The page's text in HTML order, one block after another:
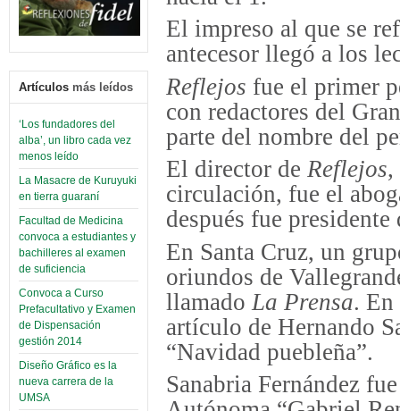
Artículos más leídos
‘Los fundadores del
alba’, un libro cada vez
menos leído
La Masacre de Kuruyuki
en tierra guaraní
Facultad de Medicina
convoca a estudiantes y
bachilleres al examen
de suficiencia
Convoca a Curso
Prefacultativo y Examen
de Dispensación
gestión 2014
Diseño Gráfico es la
nueva carrera de la
UMSA
El impreso al que se
antecesor llegó a los
Reflejos fue el primer
con redactores del
parte del nombre del
El director de Reflejos,
circulación, fue el
después fue
En Santa Cruz, un
oriundos de
llamado La Prensa. En
artículo de Hernando
“Navidad puebleña”.
Sanabria Fernández